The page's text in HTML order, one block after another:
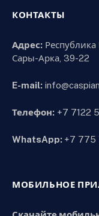
КОНТАКТЫ
Адрес: Республика
Сары-Арка, 39-22
E-mail:
Телефон: +7 7122
WhatsApp: +7 775
МОБИЛЬНОЕ